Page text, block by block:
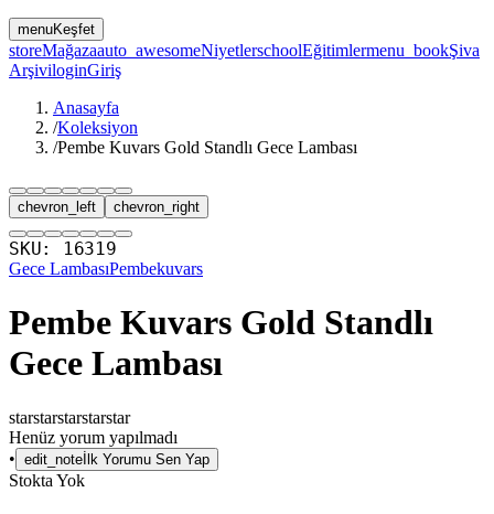
menuKeşfet
storeMağazaauto_awesomeNiyetlerschoolEğitimlermenu_bookŞiva
ArşiviloginGiriş
Anasayfa
/Koleksiyon
/Pembe Kuvars Gold Standlı Gece Lambası
chevron_left chevron_right
SKU: 16319
Gece LambasıPembekuvars
Pembe Kuvars Gold Standlı
Gece Lambası
starstarstarstarstar
Henüz yorum yapılmadı
• edit_note İlk Yorumu Sen Yap
Stokta Yok